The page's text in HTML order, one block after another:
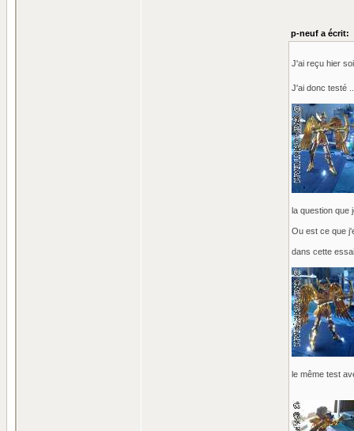
p-neuf a écrit:
J'ai reçu hier
J'ai donc testé
la question que
Ou est ce que
dans cette
le même test